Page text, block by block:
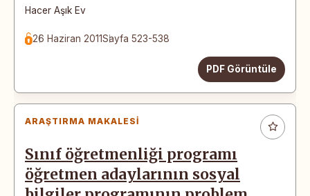
Hacer Aşık Ev
26 Haziran 2011Sayfa 523-538
PDF Görüntüle
ARAŞTIRMA MAKALESI
Sınıf öğretmenliği programı
öğretmen adaylarının sosyal